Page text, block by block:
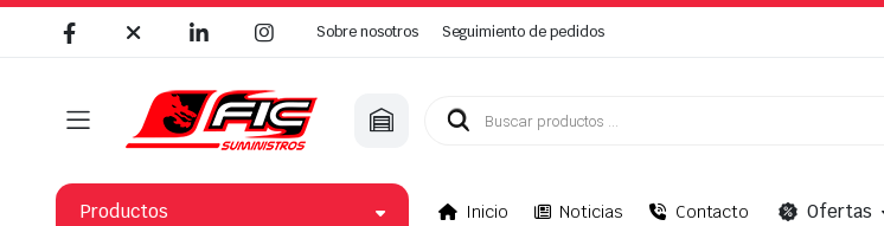
Sobre nosotros Seguimiento de pedidos
Búsqueda
Productos Inicio Noticias Contacto Ofertas